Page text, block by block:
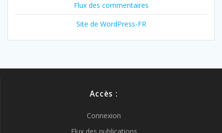
Flux des commentaires
Site de WordPress-FR
Accès :
Connexion